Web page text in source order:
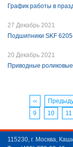
График работы в
27 Декабрь 2021
Подшипники SKF
20 Декабрь 2021
Приводные
‹‹
9
10 11
115230, г. Москва,